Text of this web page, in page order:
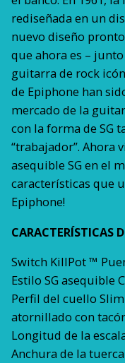
rediseñada en un
nuevo diseño
que ahora es –
guitarra de rock
de Epiphone han
mercado de la
con la forma de SG
“trabajador”. Ahora
asequible SG en el
características que
Epiphone!
CARACTERÍSTICAS
Switch KillPot ™
Estilo SG asequible
Perfil del cuello
atornillado con
Longitud de la
Anchura de la